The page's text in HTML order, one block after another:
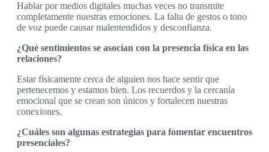
Hablar por medios digitales muchas veces no transmite
completamente nuestras emociones. La falta de gestos o tono
de voz puede causar malentendidos y desconfianza.
¿Qué sentimientos se asocian con la presencia física en las
relaciones?
Estar físicamente cerca de alguien nos hace sentir que
pertenecemos y estamos bien. Los recuerdos y la cercanía
emocional que se crean son únicos y fortalecen nuestras
conexiones.
¿Cuáles son algunas estrategias para fomentar encuentros
presenciales?